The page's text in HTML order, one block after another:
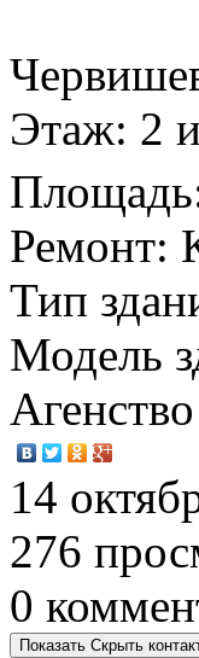
Этаж: 2
Площадь
Ремонт:
Тип
Модель
14
276
0
Показать Скрыть